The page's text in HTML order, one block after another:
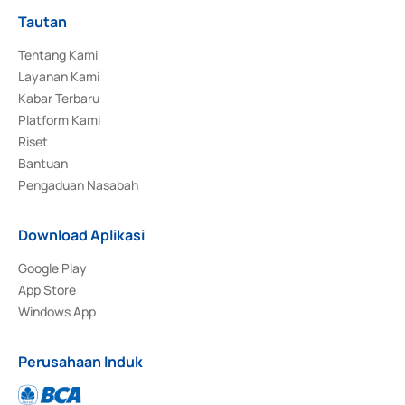
Tautan
Tentang Kami
Layanan Kami
Kabar Terbaru
Platform Kami
Riset
Bantuan
Pengaduan Nasabah
Download Aplikasi
Google Play
App Store
Windows App
Perusahaan Induk